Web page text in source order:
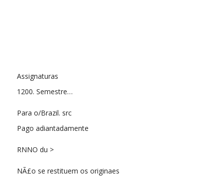
Assignaturas
1200. Semestre…
Para o/Brazil. src
Pago adiantadamente
RNNO du >
NÃ£o se restituem os originaes